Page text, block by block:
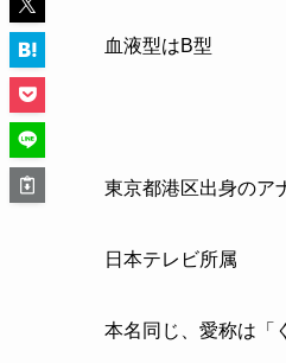
血液型はB型
東京都港区出身のア
日本テレビ所属
本名同じ、愛称は「